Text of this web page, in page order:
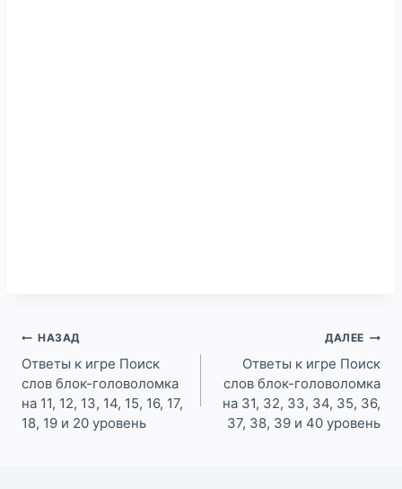
Навигация
по
записям
НАЗАД
Ответы к игре Поиск
слов блок-головоломка
на 11, 12, 13, 14, 15, 16, 17,
18, 19 и 20 уровень
ДАЛЕЕ
Ответы к игре Поиск
слов блок-головоломка
на 31, 32, 33, 34, 35, 36,
37, 38, 39 и 40 уровень